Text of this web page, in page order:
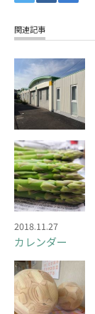
関連記事
2018.11.27
カレンダー